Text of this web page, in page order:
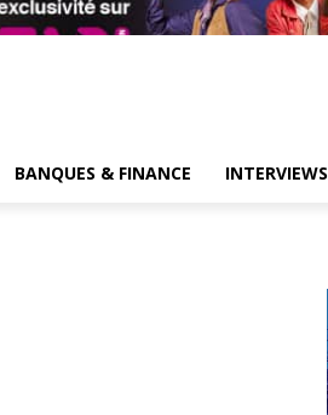
BANQUES & FINANCE INTERVIEWS